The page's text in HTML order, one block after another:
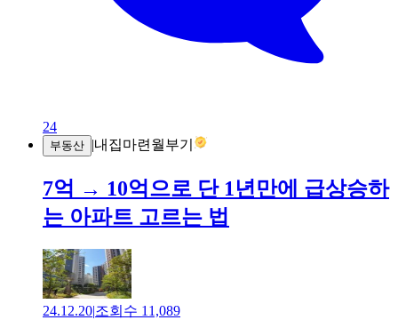
24
부동산 |내집마련월부기
7억 → 10억으로 단 1년만에 급상승하
는 아파트 고르는 법
24.12.20|조회수 11,089